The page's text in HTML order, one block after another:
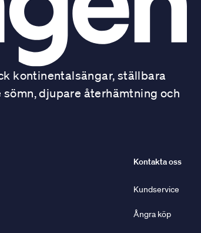
kontinentalsängar, ställbara
djupare återhämtning och
Kontakta oss
Kundservice
Ångra köp